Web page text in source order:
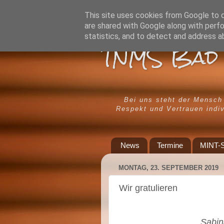
TNMS
Bei uns steht der
Respekt und Vertrauen
News Termine MINT-
MONTAG, 23. SEPTEMBER 2019
Wir gratulieren
This site uses cookies from Google to
are shared with Google along with
statistics, and to detect and address